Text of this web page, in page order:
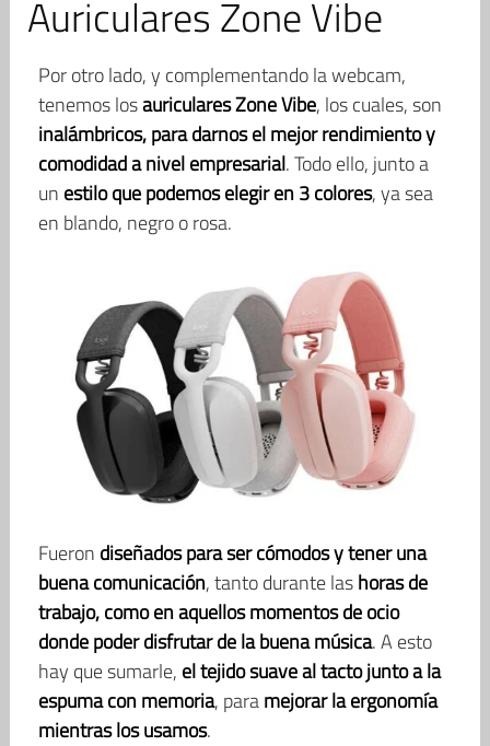
Auriculares Zone Vibe
Por otro lado, y complementando la webcam,
tenemos losauriculares Zone Vibe, los cuales, son
inalámbricos, para darnos el mejor rendimiento y
comodidad a nivel empresarial. Todo ello, junto a
un estilo que podemos elegir en 3 colores, ya sea
en blando, negro o rosa.
Fueron diseñados para ser cómodos y tener una
buena comunicación, tanto durante lashoras de
trabajo, como en aquellos momentos de ocio
donde poder disfrutar de la buena música. A esto
hay que sumarle, el tejido suave al tacto junto a la
espuma con memoria, paramejorar la ergonomía
mientras los usamos.